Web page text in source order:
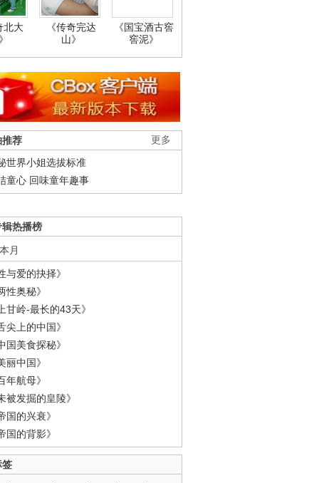
北大
《传奇完达
山》
《国宝酒古窖
窖泥》
更多
推荐
世界小姐选拔标准
童心 回味童年趣事
热播榜
本月
与爱的抉择》
性奥秘》
甘岭-最长的43天》
尖上的中国》
国美食探秘》
丽中国》
年航母》
被发掘的皇陵》
国的兴衰》
国的背影》
签